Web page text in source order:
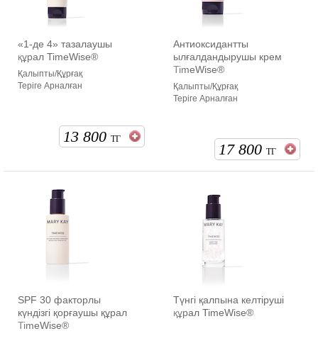
«1-де 4» тазалаушы
құрал TimeWise®
Қалыпты/Құрғақ
Теріге Арналған
13 800 ТГ
Антиоксидантты
ылғалдандырушы крем
TimeWise®
Қалыпты/Құрғақ
Теріге Арналған
17 800 ТГ
SPF 30 факторлы
күндізгі қорғаушы құрал
TimeWise®
Түнгі қалпына келтіруші
құрал TimeWise®